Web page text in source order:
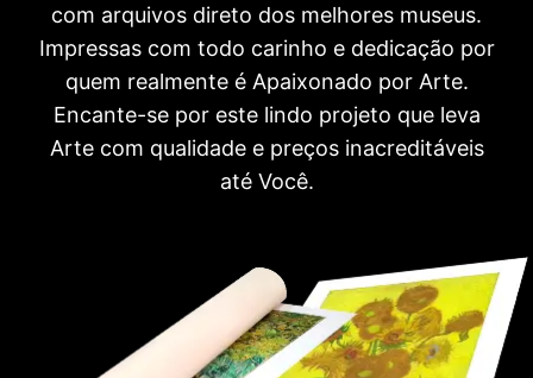
com arquivos direto dos melhores museus.
Impressas com todo carinho e dedicação por
quem realmente é Apaixonado por Arte.
Encante-se por este lindo projeto que leva
Arte com qualidade e preços inacreditáveis
até Você.